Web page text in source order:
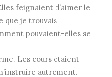
feignaient d’aimer le
que je trouvais
pouvaient-elles se
Les cours étaient
autrement.